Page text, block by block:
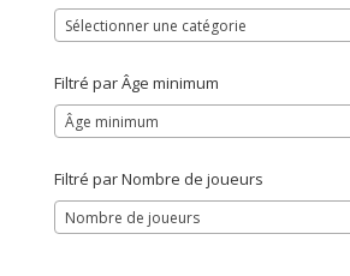
Sélectionner une catégorie
Filtré par Âge minimum
Âge minimum
Filtré par Nombre de joueurs
Nombre de joueurs